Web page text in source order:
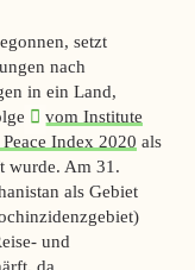
setzt
nach
in ein Land,
vom Institute
Index 2020 als
wurde. Am 31.
als Gebiet
und
da